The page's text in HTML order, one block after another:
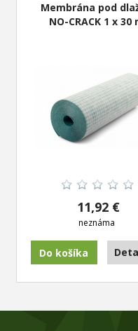
Membrána pod
NO-CRACK 1 x 30
11,92 €
neznáma